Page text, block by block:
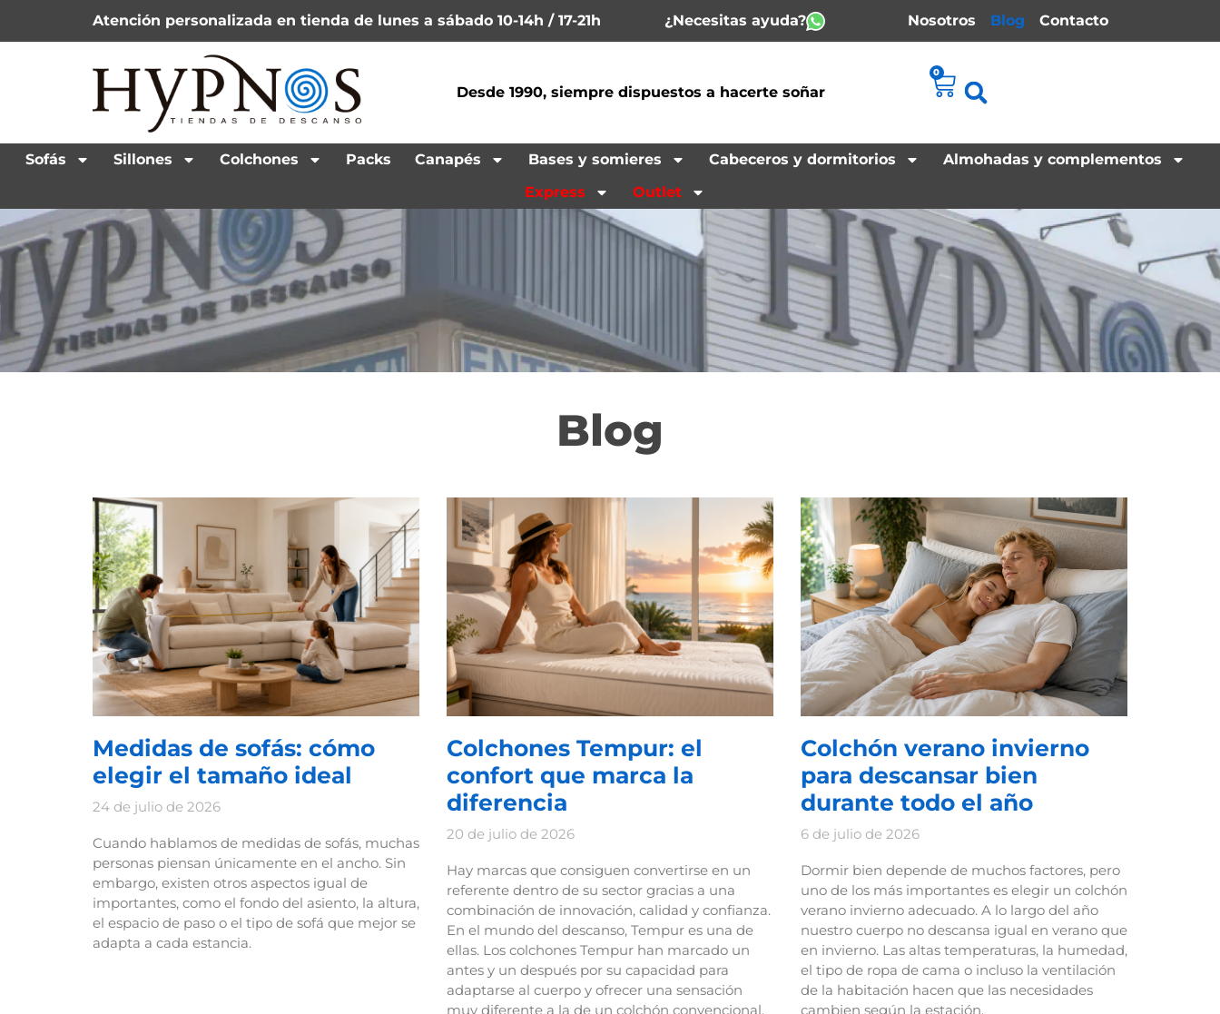
Atención personalizada en tienda de lunes a sábado 10-14h / 17-21h ¿Necesitas ayuda? Nosotros Blog Contacto
Desde 1990, siempre dispuestos a hacerte soñar
0
Sofás Sillones Colchones Packs Canapés Bases y somieres Cabeceros y dormitorios
Almohadas y complementos
Express
Outlet
Blog
Medidas de sofás: cómo
elegir el tamaño ideal
24 de julio de 2026
Cuando hablamos de medidas de sofás, muchas
personas piensan únicamente en el ancho. Sin
embargo, existen otros aspectos igual de
importantes, como el fondo del asiento, la altura,
el espacio de paso o el tipo de sofá que mejor se
adapta a cada estancia.
Colchones Tempur: el
confort que marca la
diferencia
20 de julio de 2026
Hay marcas que consiguen convertirse en un
referente dentro de su sector gracias a una
combinación de innovación, calidad y confianza.
En el mundo del descanso, Tempur es una de
ellas. Los colchones Tempur han marcado un
antes y un después por su capacidad para
adaptarse al cuerpo y ofrecer una sensación
muy diferente a la de un colchón convencional.
Colchón verano invierno
para descansar bien
durante todo el año
6 de julio de 2026
Dormir bien depende de muchos factores, pero
uno de los más importantes es elegir un colchón
verano invierno adecuado. A lo largo del año
nuestro cuerpo no descansa igual en verano que
en invierno. Las altas temperaturas, la humedad,
el tipo de ropa de cama o incluso la ventilación
de la habitación hacen que las necesidades
cambien según la estación.